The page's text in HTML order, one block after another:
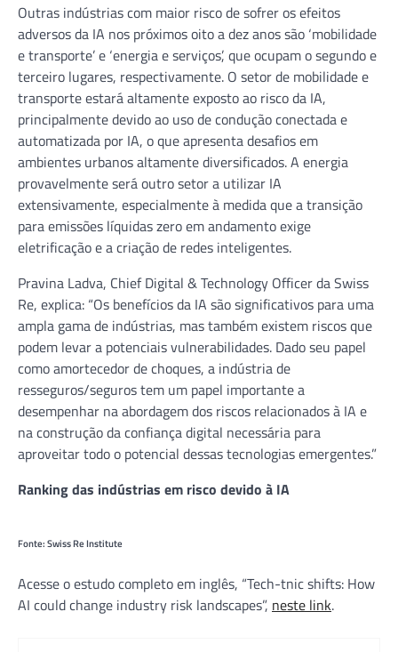
Outras indústrias com maior risco de sofrer os efeitos
adversos da IA nos próximos oito a dez anos são ‘mobilidade
e transporte’ e ‘energia e serviços’, que ocupam o segundo e
terceiro lugares, respectivamente. O setor de mobilidade e
transporte estará altamente exposto ao risco da IA,
principalmente devido ao uso de condução conectada e
automatizada por IA, o que apresenta desafios em
ambientes urbanos altamente diversificados. A energia
provavelmente será outro setor a utilizar IA
extensivamente, especialmente à medida que a transição
para emissões líquidas zero em andamento exige
eletrificação e a criação de redes inteligentes.
Pravina Ladva, Chief Digital & Technology Officer da Swiss
Re, explica: “Os benefícios da IA são significativos para uma
ampla gama de indústrias, mas também existem riscos que
podem levar a potenciais vulnerabilidades. Dado seu papel
como amortecedor de choques, a indústria de
resseguros/seguros tem um papel importante a
desempenhar na abordagem dos riscos relacionados à IA e
na construção da confiança digital necessária para
aproveitar todo o potencial dessas tecnologias emergentes.”
Ranking das indústrias em risco devido à IA
Fonte: Swiss Re Institute
Acesse o estudo completo em inglês, “Tech-tnic shifts: How
AI could change industry risk landscapes”, neste link.